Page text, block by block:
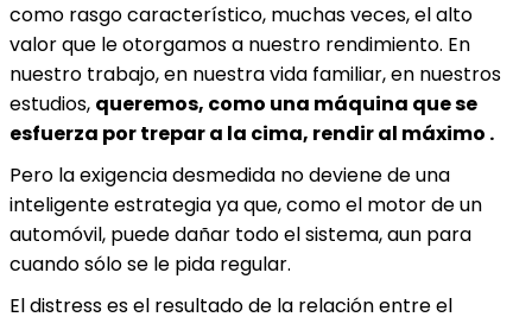
como rasgo característico, muchas veces, el alto
valor que le otorgamos a nuestro rendimiento. En
nuestro trabajo, en nuestra vida familiar, en nuestros
estudios, queremos, como una máquina que se
esfuerza por trepar a la cima, rendir al máximo .
Pero la exigencia desmedida no deviene de una
inteligente estrategia ya que, como el motor de un
automóvil, puede dañar todo el sistema, aun para
cuando sólo se le pida regular.
El distress es el resultado de la relación entre el